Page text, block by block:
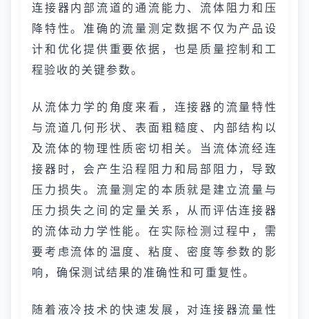
连接器内部流道的通流能力、流体阻力和压
降特性。准确的流量测定数据不仅为产品设
计和优化提供重要依据，也是质量控制和工
程验收的关键参数。
从流体力学的角度来看，连接器的流量特性
与流道几何形状、表面粗糙度、内部结构以
及流体的物理性质密切相关。当流体流经连
接器时，会产生沿程阻力和局部阻力，导致
压力损失。流量测定的本质就是建立流量与
压力损失之间的定量关系，从而评估连接器
的流体动力学性能。在实际检测过程中，需
要考虑流体的温度、粘度、密度等参数的影
响，确保测试结果的准确性和可重复性。
随着液冷技术的快速发展，对连接器流量性